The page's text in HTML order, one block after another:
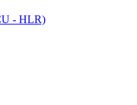
- HLR)